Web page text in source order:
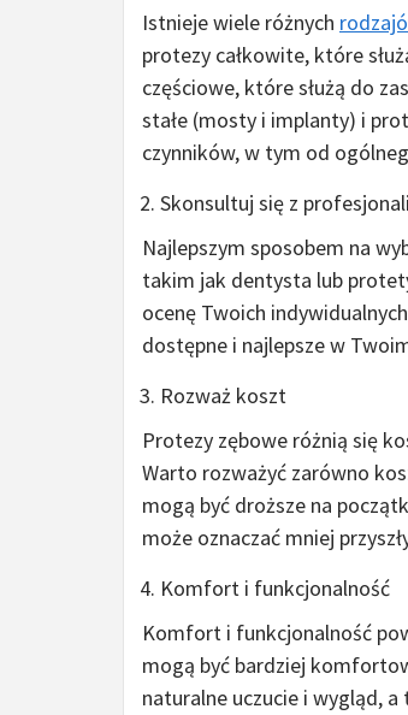
Istnieje wiele różnych
protezy całkowite, które
częściowe, które służą do
stałe (mosty i implanty) i
czynników, w tym od
Skonsultuj się z
Najlepszym sposobem na
takim jak dentysta lub
ocenę Twoich
dostępne i najlepsze w
Rozważ koszt
Protezy zębowe różnią się
Warto rozważyć zarówno
mogą być droższe na
może oznaczać mniej
Komfort i funkcjonalność
Komfort i funkcjonalność
mogą być bardziej
naturalne uczucie i wygląd,